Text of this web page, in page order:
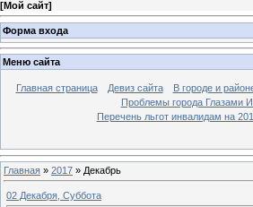
[Мой сайт]
Форма входа
Меню сайта
Главная страница Девиз сайта В городе и
Проблемы города Глазами
Перечень льгот инвалидам на
Главная » 2017 » Декабрь
02 Декабря, Суббота